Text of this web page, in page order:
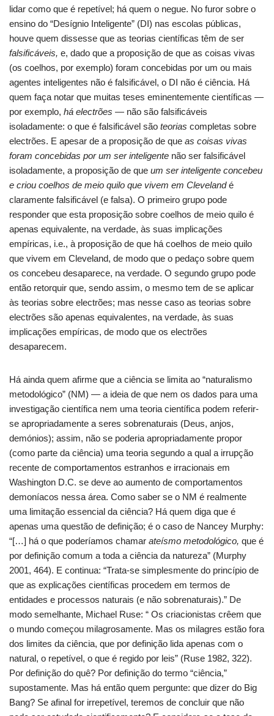
lidar como que é repetível; há quem o negue. No furor sobre o
ensino do “Desígnio Inteligente” (DI) nas escolas públicas,
houve quem dissesse que as teorias científicas têm de ser
falsificáveis, e, dado que a proposição de que as coisas vivas
(os coelhos, por exemplo) foram concebidas por um ou mais
agentes inteligentes não é falsificável, o DI não é ciência. Há
quem faça notar que muitas teses eminentemente científicas —
por exemplo, há electrões — não são falsificáveis
isoladamente: o que é falsificável são teorias completas sobre
electrões. E apesar de a proposição de que as coisas vivas
foram concebidas por um ser inteligente não ser falsificável
isoladamente, a proposição de que um ser inteligente concebeu
e criou coelhos de meio quilo que vivem em Clevelandé
claramente falsificável (e falsa). O primeiro grupo pode
responder que esta proposição sobre coelhos de meio quilo é
apenas equivalente, na verdade, às suas implicações
empíricas, i.e., à proposição de que há coelhos de meio quilo
que vivem em Cleveland, de modo que o pedaço sobre quem
os concebeu desaparece, na verdade. O segundo grupo pode
então retorquir que, sendo assim, o mesmo tem de se aplicar
às teorias sobre electrões; mas nesse caso as teorias sobre
electrões são apenas equivalentes, na verdade, às suas
implicações empíricas, de modo que os electrões
desaparecem.
Há ainda quem afirme que a ciência se limita ao “naturalismo
metodológico” (NM) — a ideia de que nem os dados para uma
investigação científica nem uma teoria científica podem referir-
se apropriadamente a seres sobrenaturais (Deus, anjos,
demónios); assim, não se poderia apropriadamente propor
(como parte da ciência) uma teoria segundo a qual a irrupção
recente de comportamentos estranhos e irracionais em
Washington D.C. se deve ao aumento de comportamentos
demoníacos nessa área. Como saber se o NM é realmente
uma limitação essencial da ciência? Há quem diga que é
apenas uma questão de definição; é o caso de Nancey Murphy:
“[…] há o que poderíamos chamar ateísmo metodológico, que é
por definição comum a toda a ciência da natureza” (Murphy
2001, 464). E continua: “Trata-se simplesmente do princípio de
que as explicações científicas procedem em termos de
entidades e processos naturais (e não sobrenaturais).” De
modo semelhante, Michael Ruse: “ Os criacionistas crêem que
o mundo começou milagrosamente. Mas os milagres estão fora
dos limites da ciência, que por definição lida apenas com o
natural, o repetível, o que é regido por leis” (Ruse 1982, 322).
Por definição do quê? Por definição do termo “ciência,”
supostamente. Mas há então quem pergunte: que dizer do Big
Bang? Se afinal for irrepetível, teremos de concluir que não